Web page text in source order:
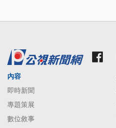
內容
即時新聞
專題策展
數位敘事